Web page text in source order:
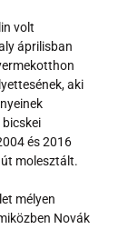
volt
áprilisban
aki
és 2016
molesztált.
mélyen
Novák